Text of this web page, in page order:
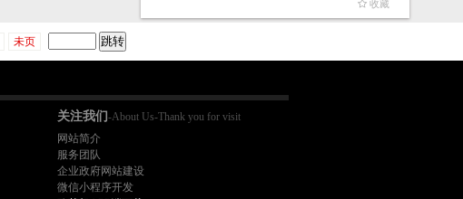
收藏
未页
关注我们-About Us-Thank you for visit
网站简介
服务团队
企业政府网站建设
微信小程序开发